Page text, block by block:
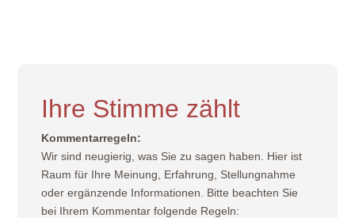
Ihre Stimme zählt
Kommentarregeln:
Wir sind neugierig, was Sie zu sagen haben. Hier ist
Raum für Ihre Meinung, Erfahrung, Stellungnahme
oder ergänzende Informationen. Bitte beachten Sie
bei Ihrem Kommentar folgende Regeln: